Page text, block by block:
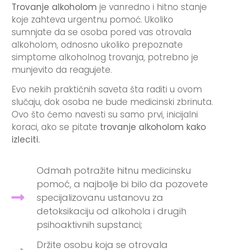
Trovanje alkoholom je vanredno i hitno stanje
koje zahteva urgentnu pomoć. Ukoliko
sumnjate da se osoba pored vas otrovala
alkoholom, odnosno ukoliko prepoznate
simptome alkoholnog trovanja, potrebno je
munjevito da reagujete.
Evo nekih praktičnih saveta šta raditi u ovom
slučaju, dok osoba ne bude medicinski zbrinuta.
Ovo što ćemo navesti su samo prvi, inicijalni
koraci, ako se pitate trovanje alkoholom kako
izleciti.
Odmah potražite hitnu medicinsku
pomoć, a najbolje bi bilo da pozovete
specijalizovanu ustanovu za
detoksikaciju od alkohola i drugih
psihoaktivnih supstanci;
Držite osobu koja se otrovala